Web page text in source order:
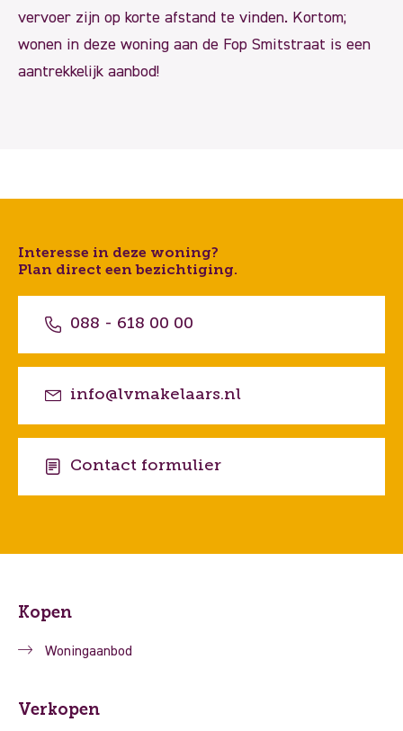
vervoer zijn op korte afstand te vinden. Kortom;
wonen in deze woning aan de Fop Smitstraat is een
aantrekkelijk aanbod!
Interesse in deze woning?
Plan direct een bezichtiging.
088 - 618 00 00
info@lvmakelaars.nl
Contact formulier
Kopen
Woningaanbod
Verkopen